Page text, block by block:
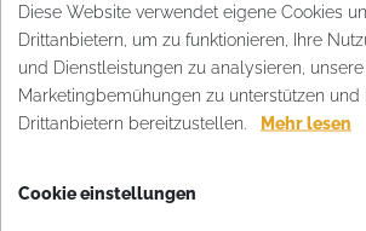
PROJEKT VERWENDET
Brecoplan
TEQlotus
Diese Website verwendet eigene Cookies
Drittanbietern, um zu funktionieren, Ihre
und Dienstleistungen zu analysieren,
Marketingbemühungen zu unterstützen und
Drittanbietern bereitzustellen. Mehr lesen
Cookie einstellungen